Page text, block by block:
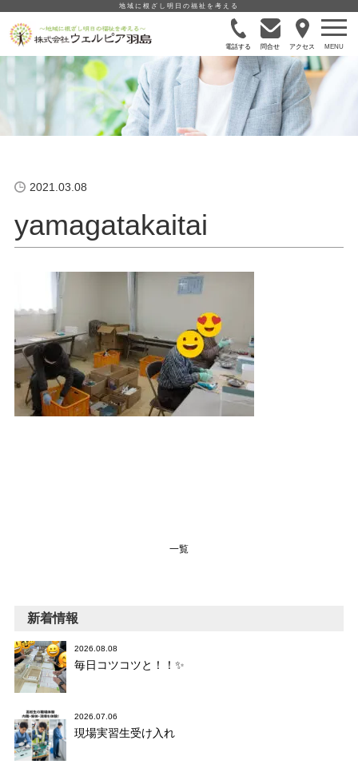
地域に根ざし明日の福祉を考える
電話する 問合せ アクセス
2021.03.08
yamagatakaitai
一覧
新着情報
2026.08.08
毎日コツコツと！！✨
2026.07.06
現場実習生受け入れ